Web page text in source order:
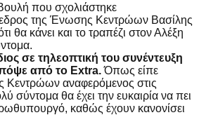
που σχολιάστηκε
της Ένωσης Κεντρώων Βασίλης
θα κάνει και το τραπέζι στον Αλέξη
σε τηλεοπτική του συνέντευξη
από το Extra.Όπως είπε
αναφερόμενος στις
σύντομα θα έχει την ευκαιρία να πει
καθώς έχουν κανονίσει